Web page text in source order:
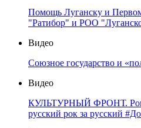
Помощь Луганску и
"Ратибор" и РОО
Видео
Союзное государство и
Видео
КУЛЬТУРНЫЙ ФРОНТ.
русский рок за русский